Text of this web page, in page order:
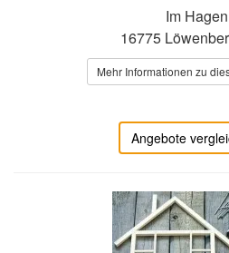
Im
16775
Mehr Informationen zu
Angebote